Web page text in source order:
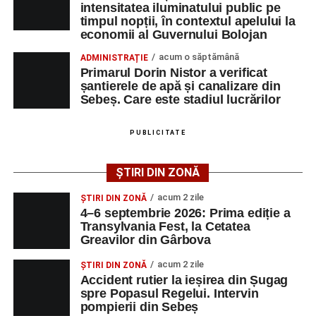
dezvoltare pentru prezent” , a declarat Alexandru Radu,
președintele Asociației AGORA – Născuți Liberi.
Transylvania Fest va avea loc în perioada
septembrie 2026, laCetatea Greavilor din Gârbova
Intrarea este liberă pe întreaga durată a evenimentului.
Ultimele știri din Sebeș
Femeie de 66 de ani, transportată în stare gravă la
spital după ce a fost lovită de o motocicletă pe
strada Dorobanți din Sebeș
spital după ce a fost lovită de o motocicletă pe
strada Dorobanți din Sebeș
Accident pe strada Dorobanți din Sebeș: fermeie
de 66 de ani rănită grav, după ce a fost lovită de o
motocicletă
4–6 septembrie 2026: Prima ediție a Transylvania
intensitatea iluminatului public pe
timpul nopții, în contextul apelului la
economii al Guvernului Bolojan
ADMINISTRAȚIE acum o săptămână
Primarul Dorin Nistor a verificat
șantierele de apă și canalizare din
Sebeș. Care este stadiul lucrărilor
PUBLICITATE
ȘTIRI DIN ZONĂ
ȘTIRI DIN ZONĂ acum 2 zile
4–6 septembrie 2026: Prima ediție a
Transylvania Fest, la Cetatea
Greavilor din Gârbova
ȘTIRI DIN ZONĂ acum 2 zile
Accident rutier la ieșirea din Șugag
spre Popasul Regelui. Intervin
pompierii din Sebeș